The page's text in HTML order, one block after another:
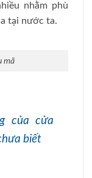
nhằm phù
tại nước ta.
mã
của cửa
biết